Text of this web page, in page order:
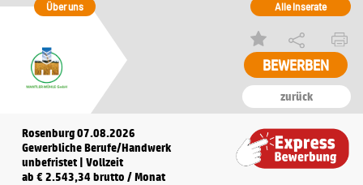
zurück
Über uns Alle Inserate
BEWERBEN
Rosenburg 07.08.2026
Gewerbliche Berufe/Handwerk
unbefristet | Vollzeit
ab € 2.543,34 brutto / Monat